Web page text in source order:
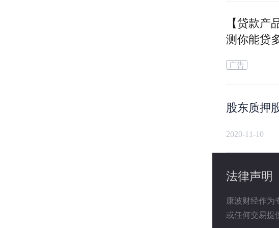
【贷款产
测你能贷
广告
股东质押
2020-11-10
法律声明
康波财经作为
或任何交易提